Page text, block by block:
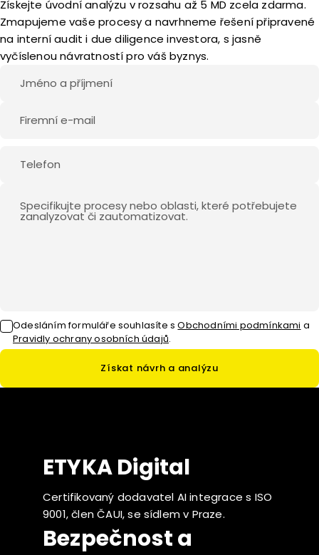
ETYKA Digital
Certifikovaný dodavatel AI integrace s ISO
9001, člen ČAUI, se sídlem v Praze.
Bezpečnost a
Získejte úvodní analýzu v rozsahu až 5 MD zcela zdarma.
Zmapujeme vaše procesy a navrhneme řešení připravené
na interní audit i due diligence investora, s jasně
vyčíslenou návratností pro váš byznys.
Odesláním formuláře souhlasíte s Obchodními podmínkami a
Pravidly ochrany osobních údajů.
Získat návrh a analýzu